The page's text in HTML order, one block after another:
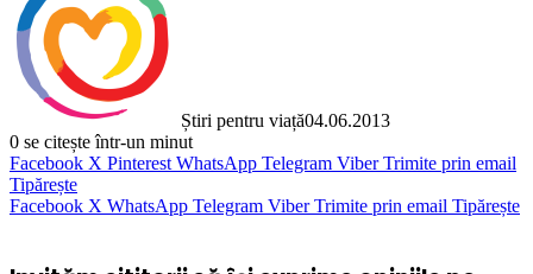
Știri pentru viață04.06.2013
0 se citește într-un minut
Facebook X Pinterest WhatsApp Telegram Viber Trimite prin email
Tipărește
Facebook X WhatsApp Telegram Viber Trimite prin email Tipărește